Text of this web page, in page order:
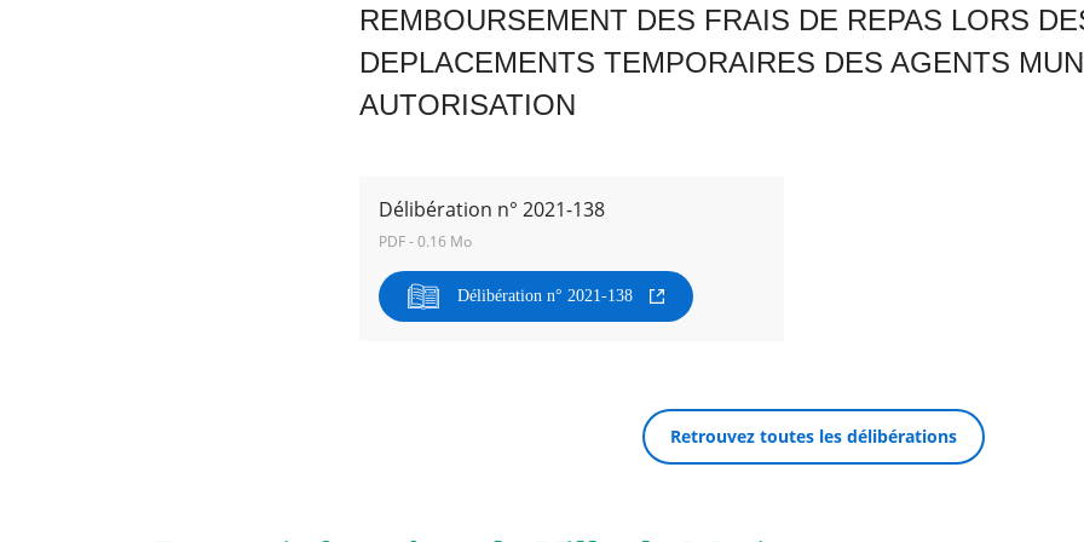
REMBOURSEMENT DES FRAIS DE REPAS LORS
DEPLACEMENTS TEMPORAIRES DES AGENTS
AUTORISATION
Délibération n° 2021-138
PDF - 0.16 Mo
Délibération n° 2021-138
Retrouvez toutes les délibérations